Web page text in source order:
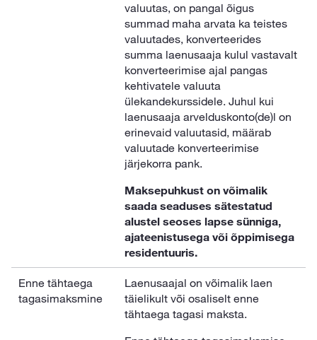
valuutas, on pangal õigus
summad maha arvata ka teistes
valuutades, konverteerides
summa laenusaaja kulul vastavalt
konverteerimise ajal pangas
kehtivatele valuuta
ülekandekurssidele. Juhul kui
laenusaaja arvelduskonto(de)l on
erinevaid valuutasid, määrab
valuutade konverteerimise
järjekorra pank.
Maksepuhkust on võimalik
saada seaduses sätestatud
alustel seoses lapse sünniga,
ajateenistusega või õppimisega
residentuuris.
Enne tähtaega
tagasimaksmine
Laenusaajal on võimalik laen
täielikult või osaliselt enne
tähtaega tagasi maksta.